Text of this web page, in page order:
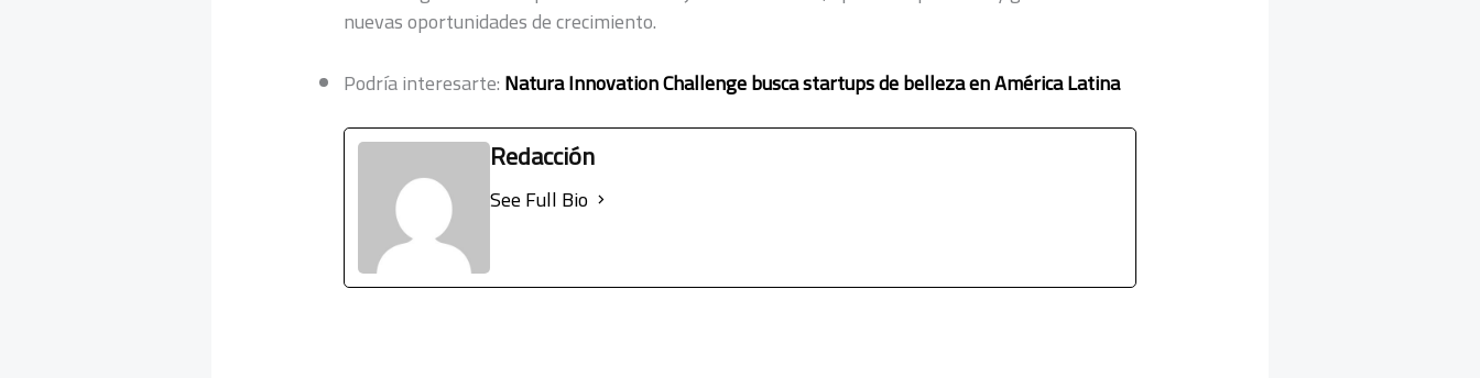
nuevas oportunidades de crecimiento.
Podría interesarte:Natura Innovation Challenge busca startups de belleza en América Latina
Redacción
See Full Bio